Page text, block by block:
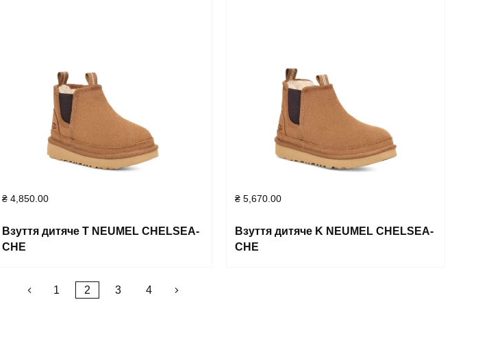
₴ 4,850.00
Взуття дитяче T NEUMEL CHELSEA-
CHE
₴ 5,670.00
Взуття дитяче K NEUMEL CHELSEA-
CHE
Posts
1 2 3 4